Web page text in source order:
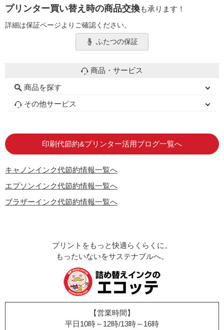
プリンター買い替え時の商品交換も承ります！
詳細は保証ページよりご確認ください。
ふたつの保証
商品・サービス
商品を探す
初心者用セット
キャノンインク
エプソンインク
ブラザーインク
詰め替えインク
互換インクボトル
互換インクカートリッジ
再生インクカートリッジ
トナーカートリッジ
その他サービス
印刷代節約&プリンター活用ブログ一覧へ
キャノンインク代節約情報一覧へ
エプソンインク代節約情報一覧へ
ブラザーインク代節約情報一覧へ
プリントをもっと快適らくらくに。
もったいないをサステナブルへ。
【営業時間】
平日10時～12時/13時～16時